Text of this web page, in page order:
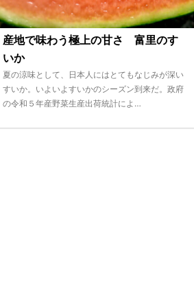
産地で味わう極上の甘さ 富里のす
いか
夏の涼味として、日本人にはとてもなじみが深い
すいか。いよいよすいかのシーズン到来だ。政府
の令和５年産野菜生産出荷統計によ…